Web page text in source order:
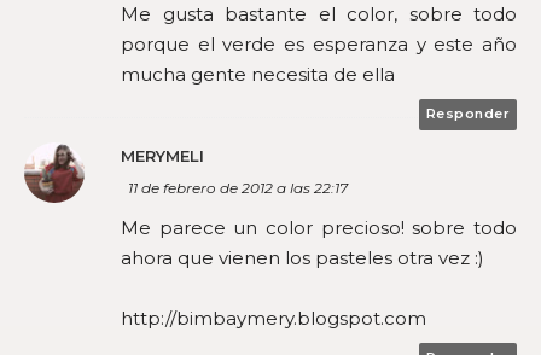
Me gusta bastante el color, sobre todo
porque el verde es esperanza y este año
mucha gente necesita de ella
Responder
MERYMELI
11 de febrero de 2012 a las 22:17
Me parece un color precioso! sobre todo
ahora que vienen los pasteles otra vez :)
http://bimbaymery.blogspot.com